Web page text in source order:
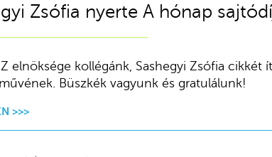
Zsófia nyerte A hónap
elnöksége kollégánk, Sashegyi Zsófia cikkét
Büszkék vagyunk és gratulálunk!
>>>